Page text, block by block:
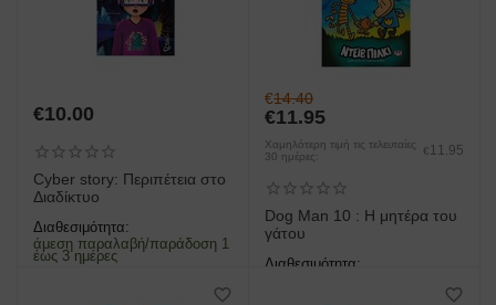
€10.00
Cyber story: Περιπέτεια στο
Διαδίκτυο
Διαθεσιμότητα:
άμεση παραλαβή/παράδοση 1
έως 3 ημέρες
€14.40
€11.95
Χαμηλότερη τιμή τις τελευταίες
30 ημέρες:
€ 11.95
Dog Man 10 : Η μητέρα του
γάτου
Διαθεσιμότητα: